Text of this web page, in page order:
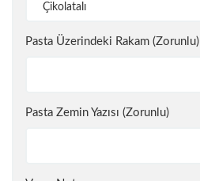
Çikolatalı
Pasta Üzerindeki Rakam (Zorunlu)
Pasta Zemin Yazısı (Zorunlu)